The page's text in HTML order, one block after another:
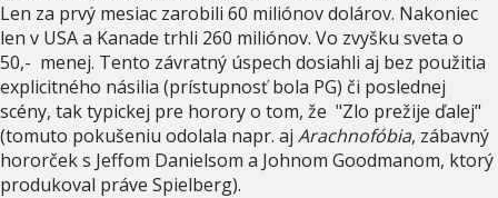
Len za prvý mesiac zarobili 60 miliónov dolárov. Nakoniec
len v USA a Kanade trhli 260 miliónov. Vo zvyšku sveta o
50,- menej. Tento závratný úspech dosiahli aj bez použitia
explicitného násilia (prístupnosť bola PG) či poslednej
scény, tak typickej pre horory o tom, že "Zlo prežije ďalej"
(tomuto pokušeniu odolala napr. aj Arachnofóbia, zábavný
hororček s Jeffom Danielsom a Johnom Goodmanom, ktorý
produkoval práve Spielberg).